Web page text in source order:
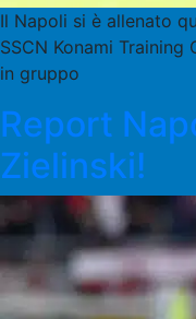
Il Napoli si è allenato
SSCN Konami
in gruppo
Report
Zielinski!